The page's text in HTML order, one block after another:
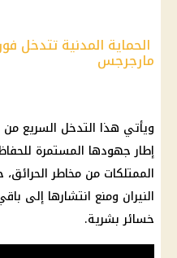
الحماية المدنية تتدخل
مارجرجس
ويأتي هذا التدخل السريع
إطار جهودها المستمرة
الممتلكات من مخاطر
النيران ومنع انتشارها إلى
خسائر بشرية.